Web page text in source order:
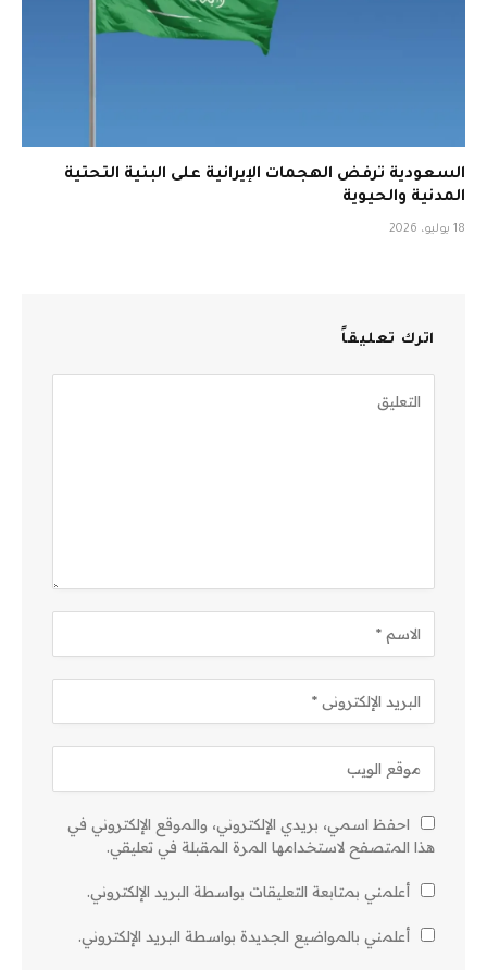
السعودية ترفض الهجمات الإيرانية على البنية التحتية
المدنية والحيوية
18 يوليو، 2026
اترك تعليقاً
احفظ اسمي، بريدي الإلكتروني، والموقع الإلكتروني في
هذا المتصفح لاستخدامها المرة المقبلة في تعليقي.
أعلمني بمتابعة التعليقات بواسطة البريد الإلكتروني.
أعلمني بالمواضيع الجديدة بواسطة البريد الإلكتروني.